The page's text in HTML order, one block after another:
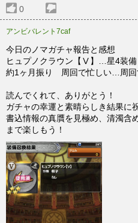
0
アンビバレント7caf
今日のノマガチャ報告と感想
ヒュプノクラウン【Ⅴ】…星4装
約1ヶ月振り 周回で忙しい…周回
読んでくれて、ありがとう！
ガチャの幸運と素晴らしき結果に
書込情報の真贋を見極め、清濁含
まで楽しもう！